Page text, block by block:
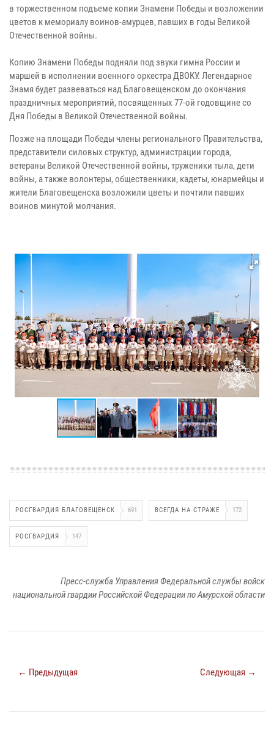
в торжественном подъеме копии Знамени Победы и возложении
цветов к мемориалу воинов-амурцев, павших в годы Великой
Отечественной войны.
Копию Знамени Победы подняли под звуки гимна России и
маршей в исполнении военного оркестра ДВОКУ. Легендарное
Знамя будет развеваться над Благовещенском до окончания
праздничных мероприятий, посвященных 77-ой годовщине со
Дня Победы в Великой Отечественной войны.
Позже на площади Победы члены регионального Правительства,
представители силовых структур, администрации города,
ветераны Великой Отечественной войны, труженики тыла, дети
войны, а также волонтеры, общественники, кадеты, юнармейцы и
жители Благовещенска возложили цветы и почтили павших
воинов минутой молчания.
РОСГВАРДИЯ БЛАГОВЕЩЕНСК 691 ВСЕГДА НА СТРАЖЕ 172
РОСГВАРДИЯ 147
Пресс-служба Управления Федеральной службы войск
национальной гвардии Российской Федерации по Амурской области
← Предыдущая Следующая →